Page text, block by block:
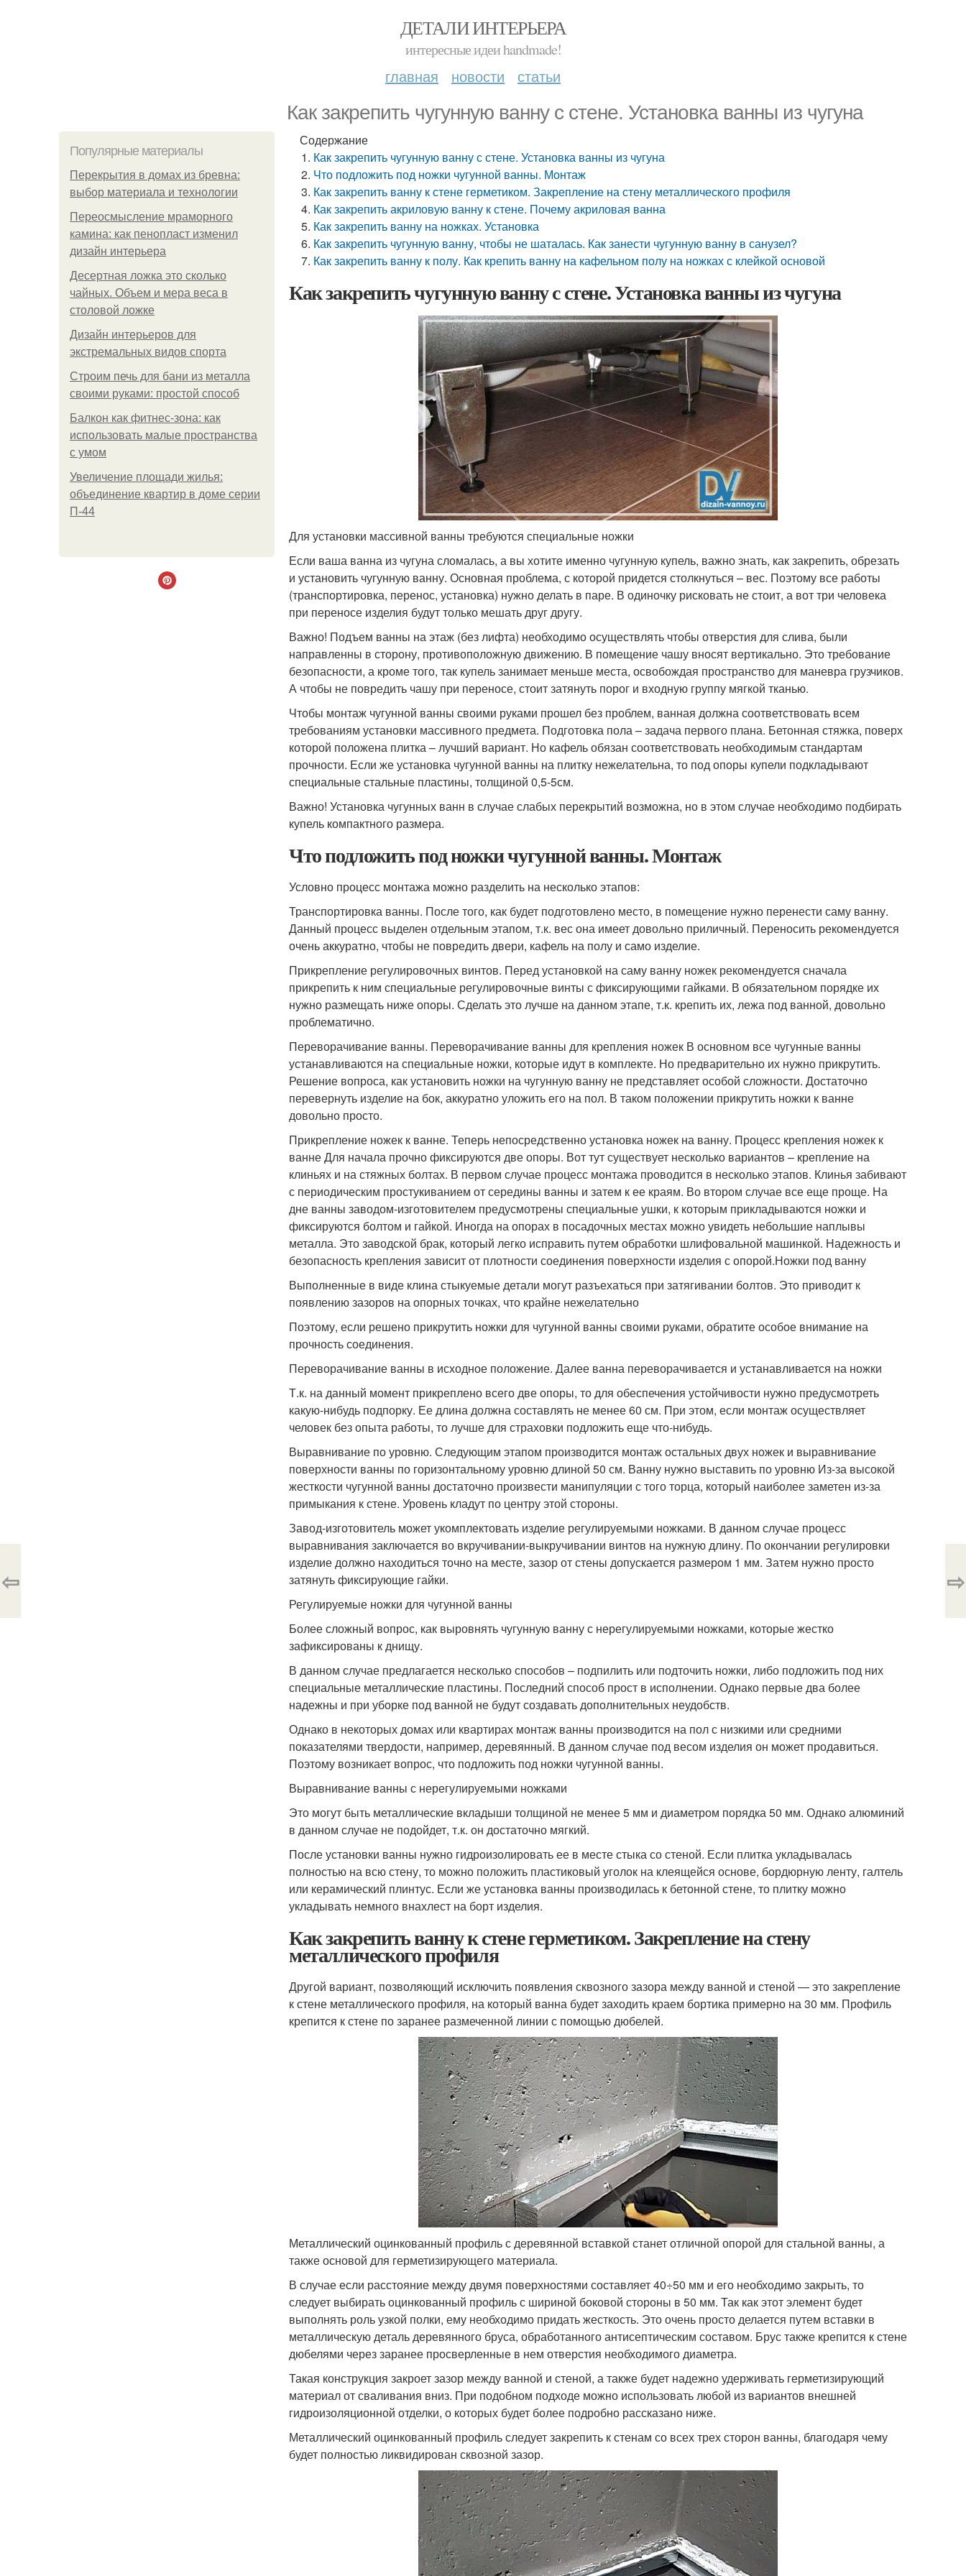
ДЕТАЛИ ИНТЕРЬЕРА
интересные идеи handmade!
главная новости статьи
Как закрепить чугунную ванну с стене. Установка ванны из чугуна
Популярные материалы
Перекрытия в домах из бревна:
выбор материала и технологии
Переосмысление мраморного
камина: как пенопласт изменил
дизайн интерьера
Десертная ложка это сколько
чайных. Объем и мера веса в
столовой ложке
Дизайн интерьеров для
экстремальных видов спорта
Строим печь для бани из металла
своими руками: простой способ
Балкон как фитнес-зона: как
использовать малые пространства
с умом
Увеличение площади жилья:
объединение квартир в доме серии
П-44
Содержание
Как закрепить чугунную ванну с стене. Установка ванны из чугуна
Что подложить под ножки чугунной ванны. Монтаж
Как закрепить ванну к стене герметиком. Закрепление на стену металлического профиля
Как закрепить акриловую ванну к стене. Почему акриловая ванна
Как закрепить ванну на ножках. Установка
Как закрепить чугунную ванну, чтобы не шаталась. Как занести чугунную ванну в санузел?
Как закрепить ванну к полу. Как крепить ванну на кафельном полу на ножках с клейкой основой
Как закрепить чугунную ванну с стене. Установка ванны из чугуна
Для установки массивной ванны требуются специальные ножки
Если ваша ванна из чугуна сломалась, а вы хотите именно чугунную купель, важно знать, как закрепить, обрезать
и установить чугунную ванну. Основная проблема, с которой придется столкнуться – вес. Поэтому все работы
(транспортировка, перенос, установка) нужно делать в паре. В одиночку рисковать не стоит, а вот три человека
при переносе изделия будут только мешать друг другу.
Важно! Подъем ванны на этаж (без лифта) необходимо осуществлять чтобы отверстия для слива, были
направленны в сторону, противоположную движению. В помещение чашу вносят вертикально. Это требование
безопасности, а кроме того, так купель занимает меньше места, освобождая пространство для маневра грузчиков.
А чтобы не повредить чашу при переносе, стоит затянуть порог и входную группу мягкой тканью.
Чтобы монтаж чугунной ванны своими руками прошел без проблем, ванная должна соответствовать всем
требованиям установки массивного предмета. Подготовка пола – задача первого плана. Бетонная стяжка, поверх
которой положена плитка – лучший вариант. Но кафель обязан соответствовать необходимым стандартам
прочности. Если же установка чугунной ванны на плитку нежелательна, то под опоры купели подкладывают
специальные стальные пластины, толщиной 0,5-5см.
Важно! Установка чугунных ванн в случае слабых перекрытий возможна, но в этом случае необходимо подбирать
купель компактного размера.
Что подложить под ножки чугунной ванны. Монтаж
Условно процесс монтажа можно разделить на несколько этапов:
Транспортировка ванны. После того, как будет подготовлено место, в помещение нужно перенести саму ванну.
Данный процесс выделен отдельным этапом, т.к. вес она имеет довольно приличный. Переносить рекомендуется
очень аккуратно, чтобы не повредить двери, кафель на полу и само изделие.
Прикрепление регулировочных винтов. Перед установкой на саму ванну ножек рекомендуется сначала
прикрепить к ним специальные регулировочные винты с фиксирующими гайками. В обязательном порядке их
нужно размещать ниже опоры. Сделать это лучше на данном этапе, т.к. крепить их, лежа под ванной, довольно
проблематично.
Переворачивание ванны. Переворачивание ванны для крепления ножек В основном все чугунные ванны
устанавливаются на специальные ножки, которые идут в комплекте. Но предварительно их нужно прикрутить.
Решение вопроса, как установить ножки на чугунную ванну не представляет особой сложности. Достаточно
перевернуть изделие на бок, аккуратно уложить его на пол. В таком положении прикрутить ножки к ванне
довольно просто.
Прикрепление ножек к ванне. Теперь непосредственно установка ножек на ванну. Процесс крепления ножек к
ванне Для начала прочно фиксируются две опоры. Вот тут существует несколько вариантов – крепление на
клиньях и на стяжных болтах. В первом случае процесс монтажа проводится в несколько этапов. Клинья забивают
с периодическим простукиванием от середины ванны и затем к ее краям. Во втором случае все еще проще. На
дне ванны заводом-изготовителем предусмотрены специальные ушки, к которым прикладываются ножки и
фиксируются болтом и гайкой. Иногда на опорах в посадочных местах можно увидеть небольшие наплывы
металла. Это заводской брак, который легко исправить путем обработки шлифовальной машинкой. Надежность и
безопасность крепления зависит от плотности соединения поверхности изделия с опорой.Ножки под ванну
Выполненные в виде клина стыкуемые детали могут разъехаться при затягивании болтов. Это приводит к
появлению зазоров на опорных точках, что крайне нежелательно
Поэтому, если решено прикрутить ножки для чугунной ванны своими руками, обратите особое внимание на
прочность соединения.
Переворачивание ванны в исходное положение. Далее ванна переворачивается и устанавливается на ножки
Т.к. на данный момент прикреплено всего две опоры, то для обеспечения устойчивости нужно предусмотреть
какую-нибудь подпорку. Ее длина должна составлять не менее 60 см. При этом, если монтаж осуществляет
человек без опыта работы, то лучше для страховки подложить еще что-нибудь.
Выравнивание по уровню. Следующим этапом производится монтаж остальных двух ножек и выравнивание
поверхности ванны по горизонтальному уровню длиной 50 см. Ванну нужно выставить по уровню Из-за высокой
жесткости чугунной ванны достаточно произвести манипуляции с того торца, который наиболее заметен из-за
примыкания к стене. Уровень кладут по центру этой стороны.
Завод-изготовитель может укомплектовать изделие регулируемыми ножками. В данном случае процесс
выравнивания заключается во вкручивании-выкручивании винтов на нужную длину. По окончании регулировки
изделие должно находиться точно на месте, зазор от стены допускается размером 1 мм. Затем нужно просто
затянуть фиксирующие гайки.
Регулируемые ножки для чугунной ванны
Более сложный вопрос, как выровнять чугунную ванну с нерегулируемыми ножками, которые жестко
зафиксированы к днищу.
В данном случае предлагается несколько способов – подпилить или подточить ножки, либо подложить под них
специальные металлические пластины. Последний способ прост в исполнении. Однако первые два более
надежны и при уборке под ванной не будут создавать дополнительных неудобств.
Однако в некоторых домах или квартирах монтаж ванны производится на пол с низкими или средними
показателями твердости, например, деревянный. В данном случае под весом изделия он может продавиться.
Поэтому возникает вопрос, что подложить под ножки чугунной ванны.
Выравнивание ванны с нерегулируемыми ножками
Это могут быть металлические вкладыши толщиной не менее 5 мм и диаметром порядка 50 мм. Однако алюминий
в данном случае не подойдет, т.к. он достаточно мягкий.
После установки ванны нужно гидроизолировать ее в месте стыка со стеной. Если плитка укладывалась
полностью на всю стену, то можно положить пластиковый уголок на клеящейся основе, бордюрную ленту, галтель
или керамический плинтус. Если же установка ванны производилась к бетонной стене, то плитку можно
укладывать немного внахлест на борт изделия.
Как закрепить ванну к стене герметиком. Закрепление на стену
металлического профиля
Другой вариант, позволяющий исключить появления сквозного зазора между ванной и стеной — это закрепление
к стене металлического профиля, на который ванна будет заходить краем бортика примерно на 30 мм. Профиль
крепится к стене по заранее размеченной линии с помощью дюбелей.
Металлический оцинкованный профиль с деревянной вставкой станет отличной опорой для стальной ванны, а
также основой для герметизирующего материала.
В случае если расстояние между двумя поверхностями составляет 40÷50 мм и его необходимо закрыть, то
следует выбирать оцинкованный профиль с шириной боковой стороны в 50 мм. Так как этот элемент будет
выполнять роль узкой полки, ему необходимо придать жесткость. Это очень просто делается путем вставки в
металлическую деталь деревянного бруса, обработанного антисептическим составом. Брус также крепится к стене
дюбелями через заранее просверленные в нем отверстия необходимого диаметра.
Такая конструкция закроет зазор между ванной и стеной, а также будет надежно удерживать герметизирующий
материал от сваливания вниз. При подобном подходе можно использовать любой из вариантов внешней
гидроизоляционной отделки, о которых будет более подробно рассказано ниже.
Металлический оцинкованный профиль следует закрепить к стенам со всех трех сторон ванны, благодаря чему
будет полностью ликвидирован сквозной зазор.
⇦ ⇨